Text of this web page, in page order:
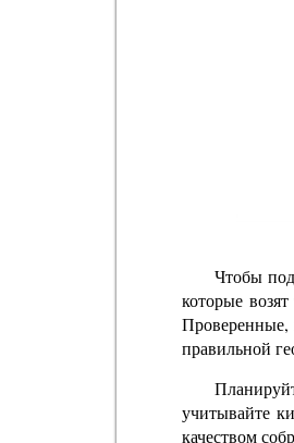
Чтобы
которые
Проверенные,
правильной
учитывайте
качеством